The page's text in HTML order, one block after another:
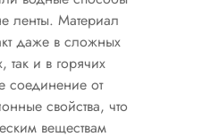
ленты. Материал
даже в сложных
так и в горячих
соединение от
свойства, что
веществам